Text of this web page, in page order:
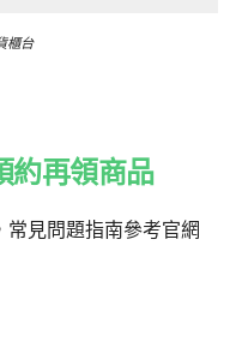
櫃台
約再領商品
常見問題指南參考官網